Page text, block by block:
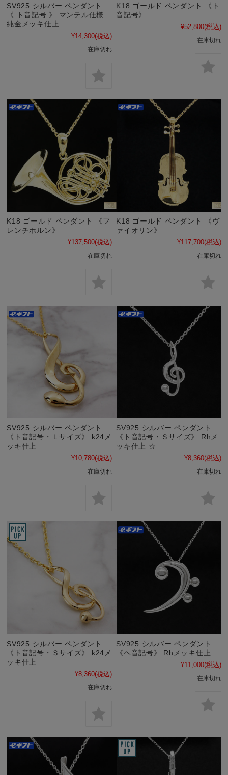
SV925 シルバー ペンダント
《 ト音記号 》 マンテル仕様
純金メッキ仕上
¥14,300(税込)
在庫切れ
K18 ゴールド ペンダント 《ト
音記号》
¥52,800(税込)
在庫切れ
K18 ゴールド ペンダント 《フ
レンチホルン》
¥137,500(税込)
在庫切れ
K18 ゴールド ペンダント 《ヴ
ァイオリン》
¥117,700(税込)
在庫切れ
SV925 シルバー ペンダント
《ト音記号・Ｌサイズ》 k24メ
ッキ仕上
¥10,780(税込)
在庫切れ
SV925 シルバー ペンダント
《ト音記号・Ｓサイズ》 Rhメ
ッキ仕上 ☆
¥8,360(税込)
在庫切れ
SV925 シルバー ペンダント
《ト音記号・Ｓサイズ》 k24メ
ッキ仕上
¥8,360(税込)
在庫切れ
SV925 シルバー ペンダント
《ヘ音記号》 Rhメッキ仕上
¥11,000(税込)
在庫切れ